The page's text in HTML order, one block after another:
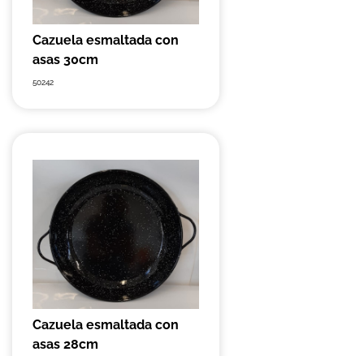
Cazuela esmaltada con
asas 30cm
50242
Cazuela esmaltada con
asas 28cm